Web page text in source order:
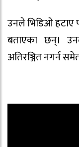
उनले भिडिओ हटाए
बताएका छन्।
अतिरञ्जित नगर्न